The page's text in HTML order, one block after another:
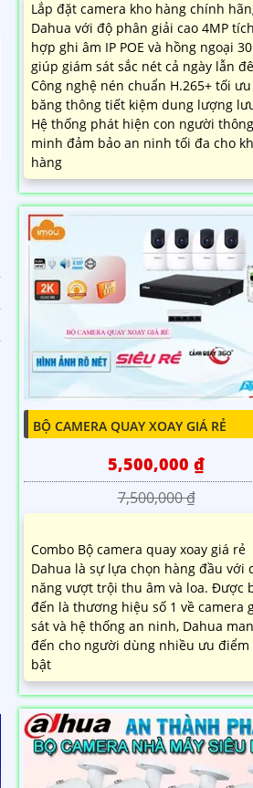
Lắp đặt camera kho hàng chính
Dahua với độ phân giải cao 4MP tích
hợp ghi âm IP POE và hồng ngoại
giúp giám sát sắc nét cả ngày lẫn
Công nghệ nén chuẩn H.265+ tối ưu
băng thông tiết kiệm dung lượng
Hệ thống phát hiện con người thông
minh đảm bảo an ninh tối đa cho
hàng
BỘ CAMERA QUAY XOAY GIÁ RẺ
5,500,000 ₫
7,500,000 ₫
Combo Bộ camera quay xoay giá rẻ
Dahua là sự lựa chọn hàng đầu với
năng vượt trội thu âm và loa. Được
đến là thương hiệu số 1 về camera
sát và hệ thống an ninh, Dahua
đến cho người dùng nhiều ưu điểm
bật